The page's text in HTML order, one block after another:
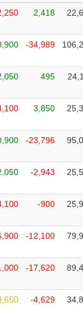
2,418
-34,989
495
3,850
-23,796
-2,943
-900
-12,100
-17,620
-4,629